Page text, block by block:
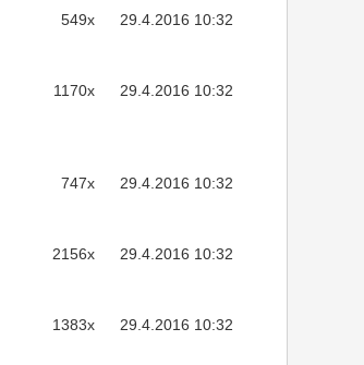
549x 29.4.2016 10:32
1170x 29.4.2016 10:32
747x 29.4.2016 10:32
2156x 29.4.2016 10:32
1383x 29.4.2016 10:32